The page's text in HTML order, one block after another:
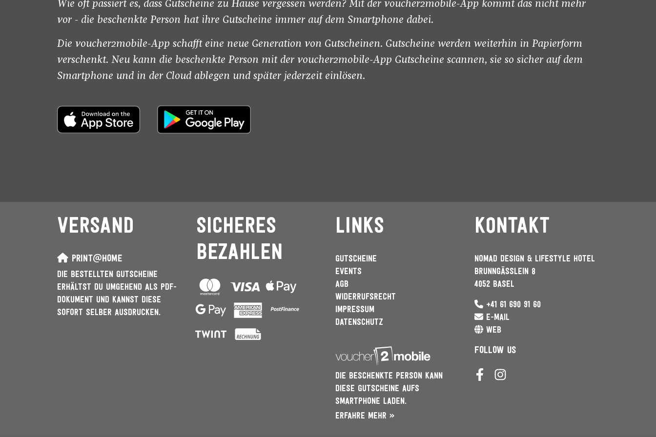
Wie oft passiert es, dass Gutscheine zu Hause vergessen werden? Mit der voucher2mobile-App kommt das nicht mehr
vor - die beschenkte Person hat ihre Gutscheine immer auf dem Smartphone dabei.
Die voucher2mobile-App schafft eine neue Generation von Gutscheinen. Gutscheine werden weiterhin in Papierform
verschenkt. Neu kann die beschenkte Person mit der voucher2mobile-App Gutscheine scannen, sie so sicher auf dem
Smartphone und in der Cloud ablegen und später jederzeit einlösen.
Versand
PRINT@HOME
DIE BESTELLTEN GUTSCHEINE
ERHÄLTST DU UMGEHEND ALS PDF-
DOKUMENT UND KANNST DIESE
SOFORT SELBER AUSDRUCKEN.
Sicheres
Bezahlen
Links
GUTSCHEINE
EVENTS
AGB
WIDERRUFSRECHT
IMPRESSUM
DATENSCHUTZ
DIE BESCHENKTE PERSON KANN
DIESE GUTSCHEINE AUFS
SMARTPHONE LADEN.
ERFAHRE MEHR »
Kontakt
NOMAD DESIGN & LIFESTYLE HOTEL
BRUNNGÄSSLEIN 8
4052 BASEL
+41 61 690 91 60
E-MAIL
WEB
FOLLOW US
FACEBOOKINSTAGRAM